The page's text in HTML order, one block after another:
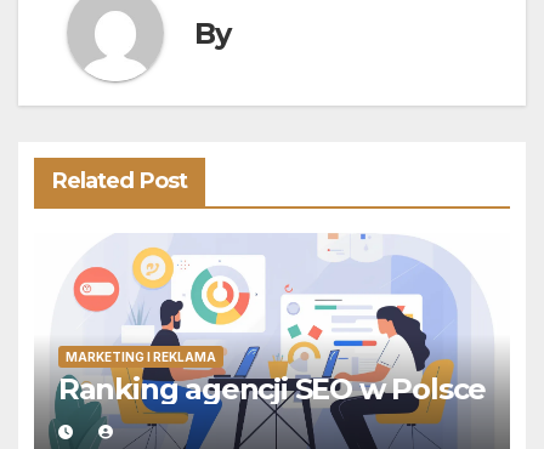
By
Related Post
MARKETING I REKLAMA
Ranking agencji SEO w Polsce